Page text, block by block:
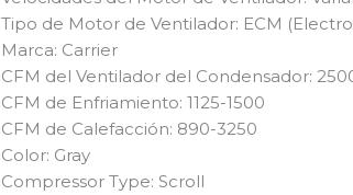
Tipo de Motor de Ventilador: ECM
Marca: Carrier
CFM del Ventilador del Condensador:
CFM de Enfriamiento: 1125-1500
CFM de Calefacción: 890-3250
Color: Gray
Compressor Type: Scroll